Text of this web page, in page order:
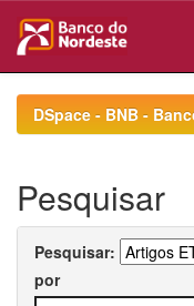
navigationDSpace - BNB -
Pesquisar
Pesquisar:
por